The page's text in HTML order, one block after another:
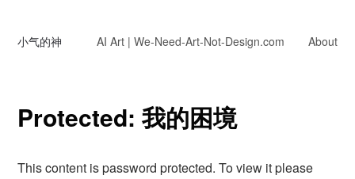
小气的神 AI Art | We-Need-Art-Not-Design.com About
Protected: 我的困境
This content is password protected. To view it please